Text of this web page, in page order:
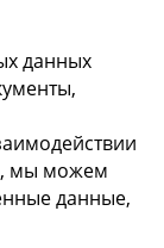
данных
мы можем
данные,